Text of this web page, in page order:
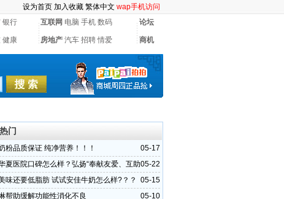
设为首页 加入收藏 繁体中文 wap手机访问
银行 互联网 电脑 手机 数码 论坛
健康 房地产 汽车 招聘 情爱 商机
门
05-17
粉品质保证 纯净营养！！！
05-22
夏医院口碑怎么样？弘扬“奉献友爱、互助
志愿精神
05-15
味还要低脂肪 试试安佳牛奶怎么样?？？
05-10
帮助缓解功能性消化不良